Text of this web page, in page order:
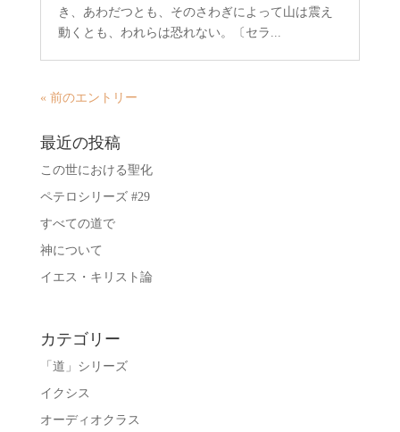
き、あわだつとも、そのさわぎによって山は震え
動くとも、われらは恐れない。〔セラ...
« 前のエントリー
最近の投稿
この世における聖化
ペテロシリーズ #29
すべての道で
神について
イエス・キリスト論
カテゴリー
「道」シリーズ
イクシス
オーディオクラス